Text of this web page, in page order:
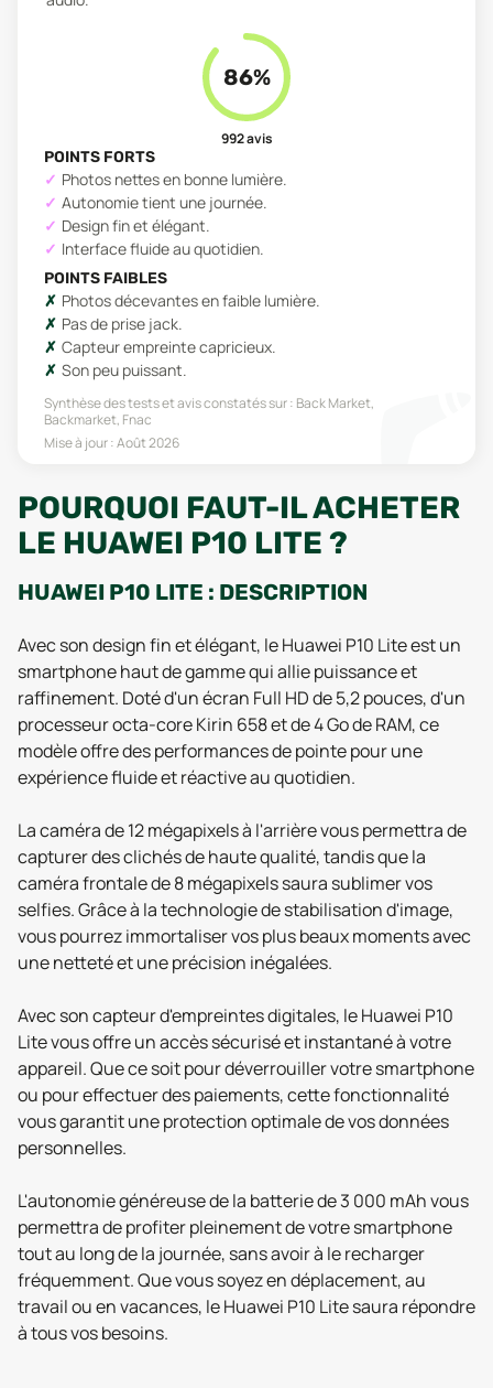
86%
992avis
POINTS FORTS
Photos nettes en bonne lumière.
Autonomie tient une journée.
Design fin et élégant.
Interface fluide au quotidien.
POINTS FAIBLES
Photos décevantes en faible lumière.
Pas de prise jack.
Capteur empreinte capricieux.
Son peu puissant.
Synthèse des tests et avis constatés sur : Back Market,
Backmarket, Fnac
Mise à jour :Août 2026
POURQUOI FAUT-IL ACHETER
LE HUAWEI P10 LITE ?
HUAWEI P10 LITE : DESCRIPTION
Avec son design fin et élégant, le Huawei P10 Lite est un
smartphone haut de gamme qui allie puissance et
raffinement. Doté d'un écran Full HD de 5,2 pouces, d'un
processeur octa-core Kirin 658 et de 4 Go de RAM, ce
modèle offre des performances de pointe pour une
expérience fluide et réactive au quotidien.
La caméra de 12 mégapixels à l'arrière vous permettra de
capturer des clichés de haute qualité, tandis que la
caméra frontale de 8 mégapixels saura sublimer vos
selfies. Grâce à la technologie de stabilisation d'image,
vous pourrez immortaliser vos plus beaux moments avec
une netteté et une précision inégalées.
Avec son capteur d'empreintes digitales, le Huawei P10
Lite vous offre un accès sécurisé et instantané à votre
appareil. Que ce soit pour déverrouiller votre smartphone
ou pour effectuer des paiements, cette fonctionnalité
vous garantit une protection optimale de vos données
personnelles.
L'autonomie généreuse de la batterie de 3 000 mAh vous
permettra de profiter pleinement de votre smartphone
tout au long de la journée, sans avoir à le recharger
fréquemment. Que vous soyez en déplacement, au
travail ou en vacances, le Huawei P10 Lite saura répondre
à tous vos besoins.